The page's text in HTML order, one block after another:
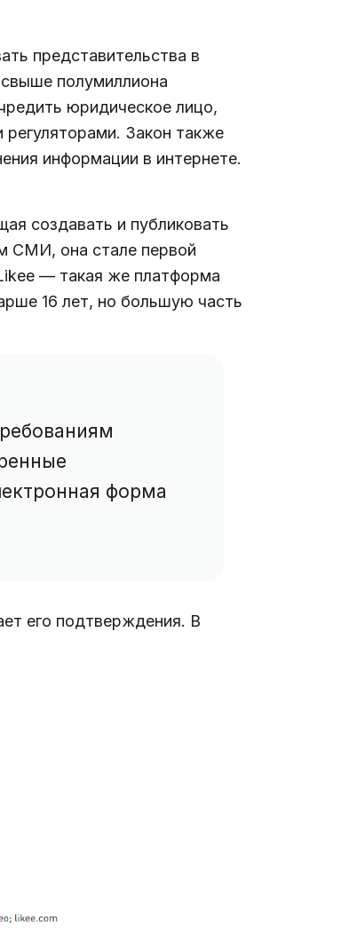
представительства в
полумиллиона
юридическое лицо,
Закон также
информации в интернете.
создавать и публиковать
СМИ, она стале первой
— такая же платформа
16 лет, но большую часть
форма
его подтверждения. В